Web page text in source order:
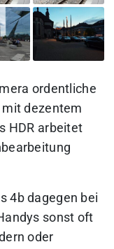
ordentliche
mit dezentem
HDR arbeitet
4b dagegen bei
sonst oft
oder